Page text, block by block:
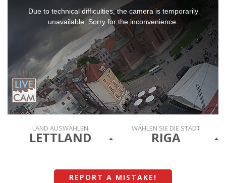
Due to technical difficulties, the camera is temporarily
unavailable. Sorry for the inconvenience.
LAND AUSWÄHLEN
LETTLAND
WÄHLEN SIE DIE STADT
RIGA
REPORT A MISTAKE !